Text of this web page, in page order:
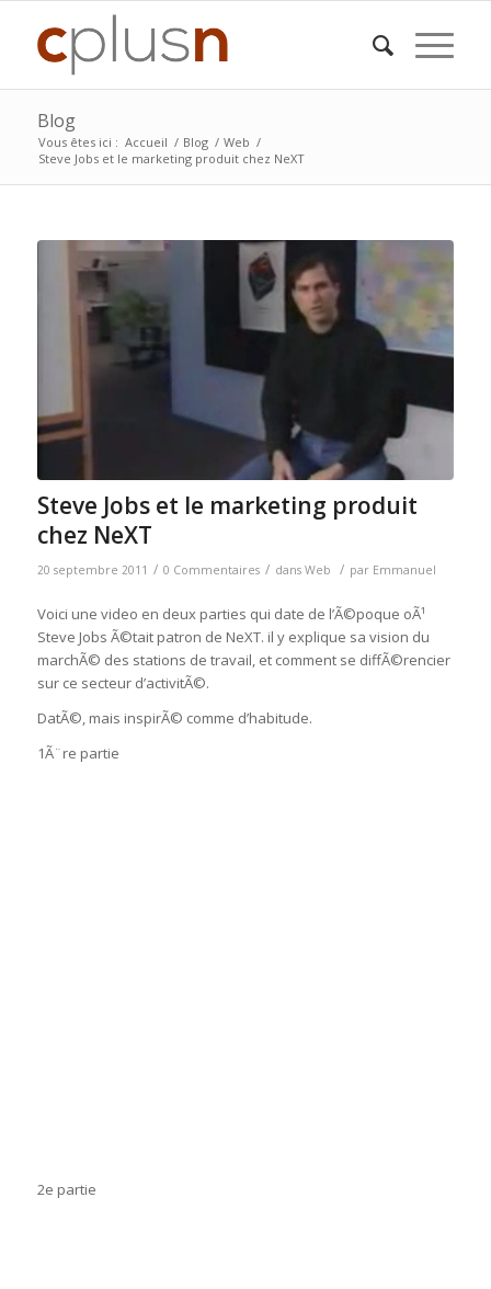
Blog
Vous êtes ici : Accueil / Blog / Web /
Steve Jobs et le marketing produit chez NeXT
Steve Jobs et le marketing produit
chez NeXT
20 septembre 2011 / 0 Commentaires / dans Web / par Emmanuel
Voici une video en deux parties qui date de l’Ã©poque oÃ¹
Steve Jobs Ã©tait patron de NeXT. il y explique sa vision du
marchÃ© des stations de travail, et comment se diffÃ©rencier
sur ce secteur d’activitÃ©.
DatÃ©, mais inspirÃ© comme d’habitude.
1Ã¨re partie
2e partie